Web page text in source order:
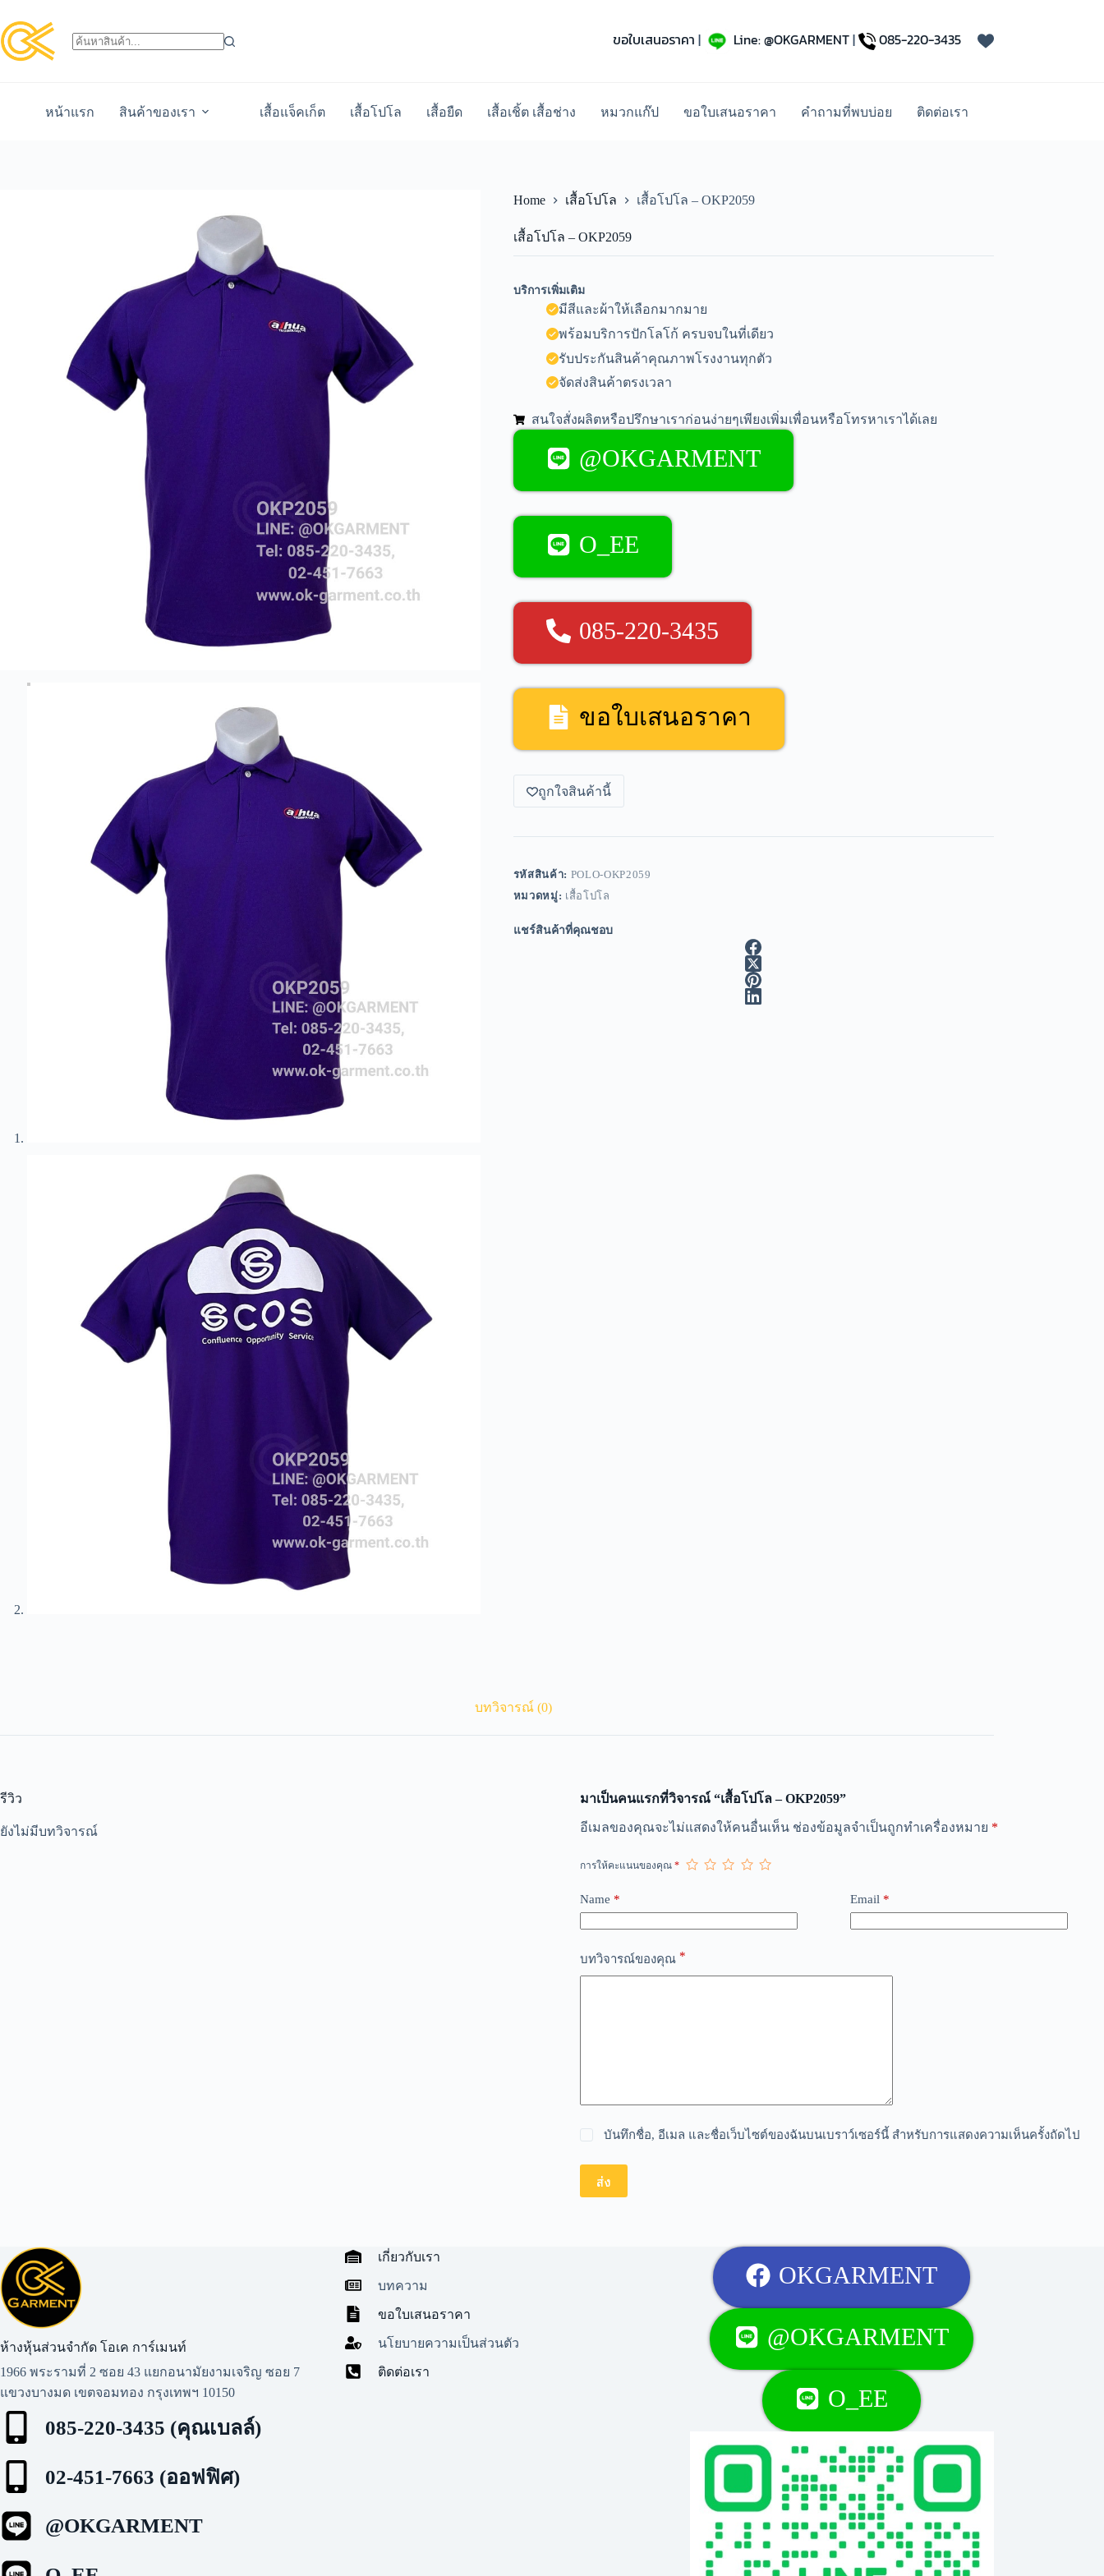
ขอใบเสนอราคา | Line: @OKGARMENT| 085-220-3435
หน้าแรก สินค้าของเรา เสื้อแจ็คเก็ต เสื้อโปโล เสื้อยืด เสื้อเชิ้ต เสื้อช่าง หมวกแก๊ป ขอใบเสนอราคา คำถามที่พบบ่อย ติดต่อเรา
Home เสื้อโปโล เสื้อโปโล – OKP2059
เสื้อโปโล – OKP2059
บริการเพิ่มเติม
มีสีและผ้าให้เลือกมากมาย
พร้อมบริการปักโลโก้ ครบจบในที่เดียว
รับประกันสินค้าคุณภาพโรงงานทุกตัว
จัดส่งสินค้าตรงเวลา
สนใจสั่งผลิตหรือปรึกษาเราก่อนง่ายๆเพียงเพิ่มเพื่อนหรือโทรหาเราได้เลย
@OKGARMENT
O_EE
085-220-3435
ขอใบเสนอราคา
ถูกใจสินค้านี้
รหัสสินค้า: POLO-OKP2059
หมวดหมู่: เสื้อโปโล
แชร์สินค้าที่คุณชอบ
บทวิจารณ์ (0)
รีวิว
ยังไม่มีบทวิจารณ์
มาเป็นคนแรกที่วิจารณ์ “เสื้อโปโล – OKP2059”
อีเมลของคุณจะไม่แสดงให้คนอื่นเห็น ช่องข้อมูลจำเป็นถูกทำเครื่องหมาย *
การให้คะแนนของคุณ *
Name * Email *
บทวิจารณ์ของคุณ *
บันทึกชื่อ, อีเมล และชื่อเว็บไซต์ของฉันบนเบราว์เซอร์นี้ สำหรับการแสดงความเห็นครั้งถัดไป
ส่ง
A
e
n
a
t
v
ห้างหุ้นส่วนจำกัด โอเค การ์เมนท์​
1966 พระรามที่ 2 ซอย 43 แยกอนามัยงามเจริญ ซอย 7
แขวงบางมด เขตจอมทอง กรุงเทพฯ 10150
085-220-3435 (คุณเบลล์)
02-451-7663 (ออฟฟิศ)
@OKGARMENT
เกี่ยวกับเรา
บทความ
ขอใบเสนอราคา
นโยบายความเป็นส่วนตัว
ติดต่อเรา
OKGARMENT
@OKGARMENT
O_EE